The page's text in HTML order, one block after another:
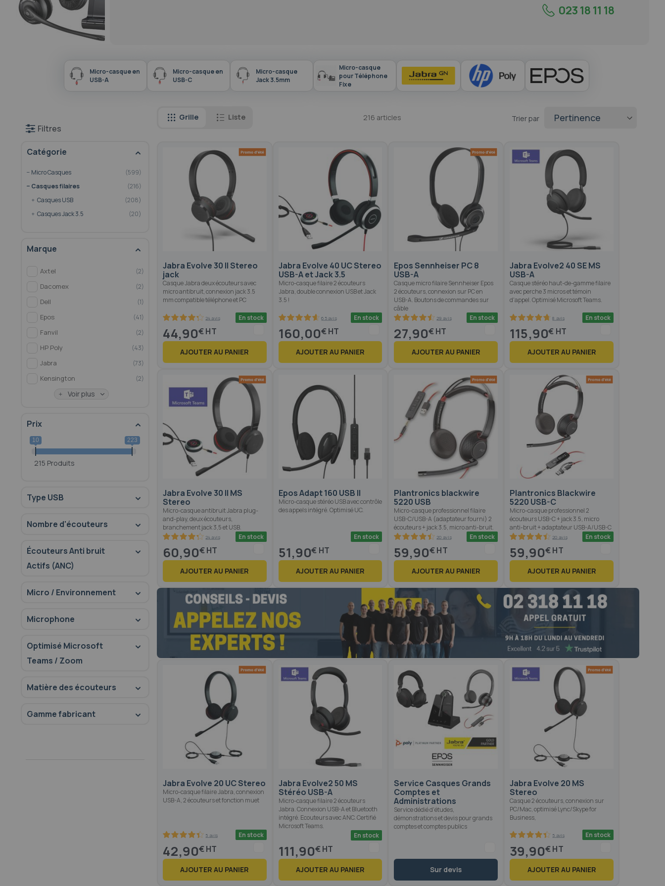
023 18 11 18
Micro-casque en
USB-A
Micro-casque en
USB-C
Micro-casque
Jack 3.5mm
Micro-casque
pour Téléphone
Fixe
Grille Liste 216 articles Trier par
Jabra Evolve 30 II Stereo
jack
Casque Jabra deux écouteurs avec
micro antibruit, connexion jack 3.5
mm compatible téléphone et PC
24 avis En stock
44,90€
AJOUTER AU PANIER
Jabra Evolve 40 UC Stereo
USB-A et Jack 3.5
Micro-casque filaire 2 écouteurs
Jabra, double connexion USB et Jack
3.5 !
65 avis En stock
160,00€
AJOUTER AU PANIER
Epos Sennheiser PC 8
USB-A
Casque micro filaire Sennheiser Epos
2 écouteurs, connexion sur PC en
USB-A. Boutons de commandes sur
câble
29 avis En stock
27,90€
AJOUTER AU PANIER
Jabra Evolve2 40 SE MS
USB-A
Casque stéréo haut-de-gamme filaire
avec perche 3 micros et témoin
d'appel. Optimisé Microsoft Teams.
8 avis En stock
115,90€
AJOUTER AU PANIER
Jabra Evolve 30 II MS
Stereo
Micro-casque antibruit Jabra plug-
and-play, deux écouteurs,
branchement jack 3,5 et USB.
24 avis En stock
60,90€
AJOUTER AU PANIER
Epos Adapt 160 USB II
Micro-casque stéréo USB avec contrôle
des appels intégré. Optimisé UC.
En stock
51,90€
AJOUTER AU PANIER
Plantronics blackwire
5220 USB
Micro-casque professionnel filaire
USB-C/USB-A (adaptateur fourni) 2
écouteurs + jack 3.5, micro anti-bruit.
20 avis En stock
59,90€
AJOUTER AU PANIER
Plantronics Blackwire
5220 USB-C
Micro-casque professionnel 2
écouteurs USB-C + jack 3.5, micro
anti-bruit + adaptateur USB-A/USB-C
20 avis En stock
59,90€
AJOUTER AU PANIER
Jabra Evolve 20 UC Stereo
Micro-casque filaire Jabra, connexion
USB-A, 2 écouteurs et fonction muet
5 avis En stock
42,90€
AJOUTER AU PANIER
Jabra Evolve2 50 MS
Stéréo USB-A
Micro-casque filaire 2 écouteurs
Jabra. Connexion USB-A et Bluetooth
intégré. Ecouteurs avec ANC. Certifié
Microsoft Teams.
En stock
111,90€
AJOUTER AU PANIER
Service Casques Grands
Comptes et
Administrations
Service dédié d'études,
démonstrations et devis pour grands
comptes et comptes publics
Sur devis
Jabra Evolve 20 MS
Stereo
Casque 2 écouteurs, connexion sur
PC/Mac, optimisé Lync/Skype for
Business,
5 avis En stock
39,90€
AJOUTER AU PANIER
Filtres
Catégorie
Micro Casques
599
Casques filaires
216
Casques USB
208article
Casques Jack 3.5
20article
Marque
Axtel 2
Dacomex 2
Dell 1
Epos 41
Fanvil 2
HP Poly 43
Jabra 73
Kensington 2
Voir plus
Prix
10 223
215 Produits
Type USB
Nombre d'écouteurs
Écouteurs Anti bruit
Actifs (ANC)
Micro / Environnement
Microphone
Optimisé Microsoft
Teams / Zoom
Matière des écouteurs
Gamme fabricant